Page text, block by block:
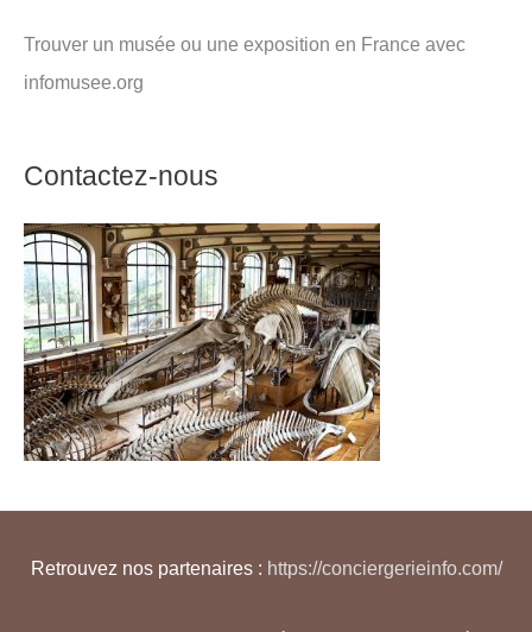
Trouver un musée ou une exposition en France avec
infomusee.org
Contactez-nous
Retrouvez nos partenaires : https://conciergerieinfo.com/